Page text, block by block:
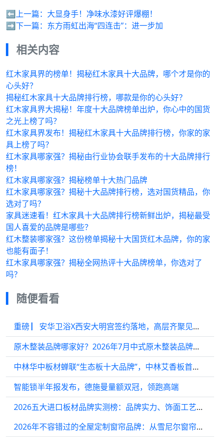
⬅️上一篇： 大显身手！净味水漆好评爆棚！
➡️下一篇： 东方雨虹出海“四连击”：进一步加
相关内容
红木家具界的榜单！揭秘红木家具十大品牌，哪个才是你的
心头好？
揭秘红木家具十大品牌排行榜，哪款是你的心头好？
红木家具界大揭秘！年度十大品牌榜单出炉，你心中的国货
之光上榜了吗？
红木家具界发布！揭秘红木家具十大品牌排行榜，你家的家
具上榜了吗？
红木家具哪家强？揭秘由行业协会联手发布的十大品牌排行
榜！
红木家具哪家强？揭秘榜单十大热门品牌
红木家具哪家强？揭秘十大品牌排行榜，选对国货精品，你
选对了吗？
家具迷速看！红木家具十大品牌排行榜新鲜出炉，揭秘最受
国人喜爱的品牌是哪些？
红木整装哪家强？这份榜单揭秘十大国货红木品牌，你的家
也能有面子！
红木家具哪家强？揭秘全网热评十大品牌榜单，你选对了
吗？
随便看看
重磅 ▏安华卫浴X西安大明宫签约落地，高层齐聚见证战略合作
原木整装品牌哪家好？2026年7月中式原木整装品牌客观科普
中林华中板材蝉联“生态板十大品牌”，中林艾香板首获“母婴健康板十大品牌”
智能锁半年报发布，德施曼量额双冠，领跑高端
2026五大进口板材品牌实测榜：品牌实力、饰面工艺与风格搭配指南
2026年不容错过的全屋定制窗帘品牌：从雪尼尔窗帘到遮光窗帘的明智选择